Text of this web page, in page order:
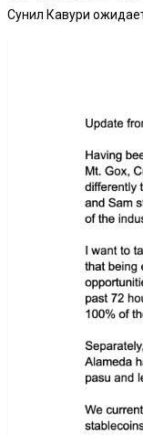
Сунил Кавури